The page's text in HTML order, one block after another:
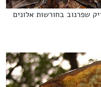
שפרנוב בחורשות אלונים